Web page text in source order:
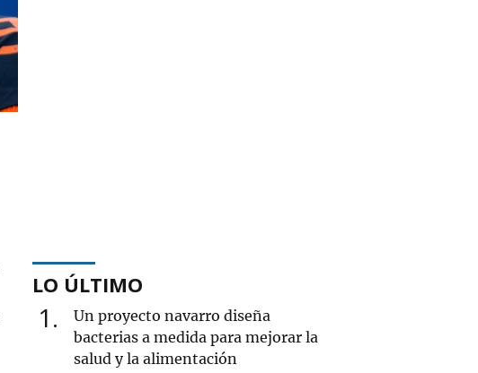
LO ÚLTIMO
1
Un proyecto navarro diseña
bacterias a medida para mejorar la
salud y la alimentación